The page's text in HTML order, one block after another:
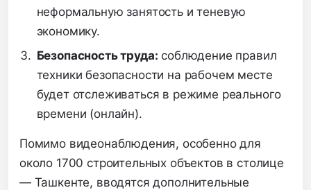
неформальную занятость и теневую
экономику.
Безопасность труда: соблюдение правил
техники безопасности на рабочем месте
будет отслеживаться в режиме реального
времени (онлайн).
Помимо видеонаблюдения, особенно для
около 1700 строительных объектов в столице
— Ташкенте, вводятся дополнительные